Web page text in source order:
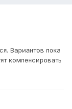
Вариантов пока
компенсировать